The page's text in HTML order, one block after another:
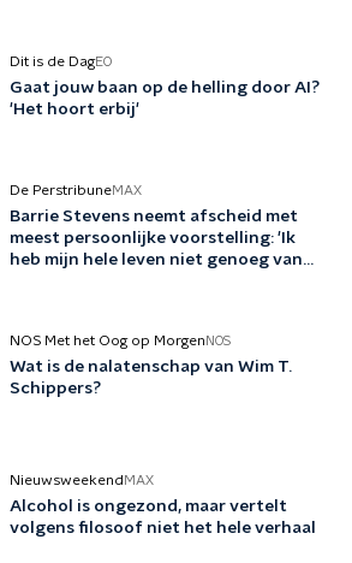
Dit is de DagEO
Gaat jouw baan op de helling door AI?
'Het hoort erbij'
De PerstribuneMAX
Barrie Stevens neemt afscheid met
meest persoonlijke voorstelling: 'Ik
heb mijn hele leven niet genoeg van
NOS Met het Oog op Morgen NOS
Wat is de nalatenschap van Wim T.
Schippers?
Nieuwsweekend MAX
Alcohol is ongezond, maar vertelt
volgens filosoof niet het hele verhaal